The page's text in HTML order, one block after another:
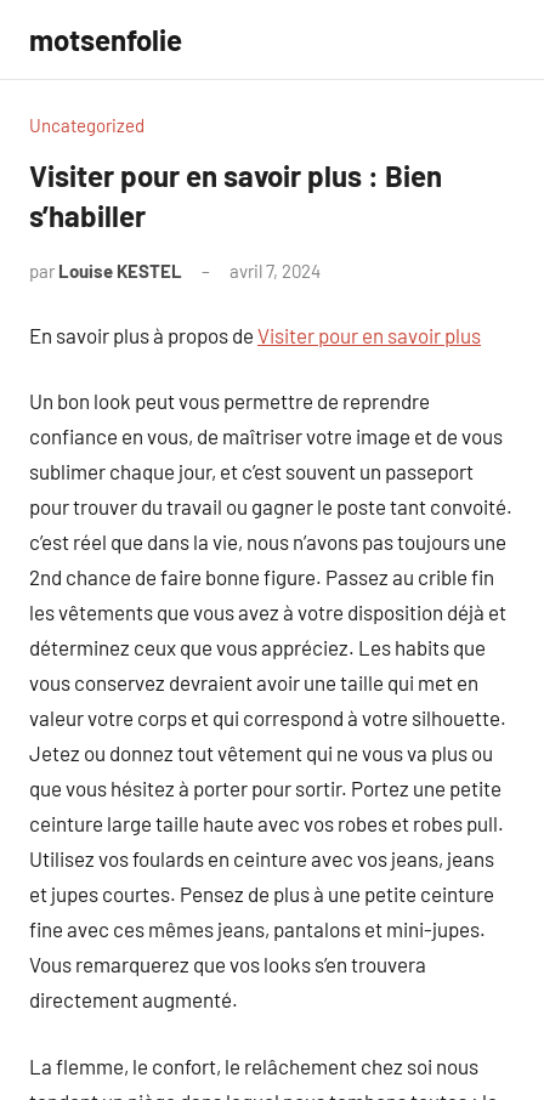
contenu
motsenfolie
Uncategorized
Visiter pour en savoir plus : Bien
s’habiller
par Louise KESTEL avril 7, 2024
En savoir plus à propos de Visiter pour en savoir plus
Un bon look peut vous permettre de reprendre
confiance en vous, de maîtriser votre image et de vous
sublimer chaque jour, et c’est souvent un passeport
pour trouver du travail ou gagner le poste tant convoité.
c’est réel que dans la vie, nous n’avons pas toujours une
2nd chance de faire bonne figure. Passez au crible fin
les vêtements que vous avez à votre disposition déjà et
déterminez ceux que vous appréciez. Les habits que
vous conservez devraient avoir une taille qui met en
valeur votre corps et qui correspond à votre silhouette.
Jetez ou donnez tout vêtement qui ne vous va plus ou
que vous hésitez à porter pour sortir. Portez une petite
ceinture large taille haute avec vos robes et robes pull.
Utilisez vos foulards en ceinture avec vos jeans, jeans
et jupes courtes. Pensez de plus à une petite ceinture
fine avec ces mêmes jeans, pantalons et mini-jupes.
Vous remarquerez que vos looks s’en trouvera
directement augmenté.
La flemme, le confort, le relâchement chez soi nous